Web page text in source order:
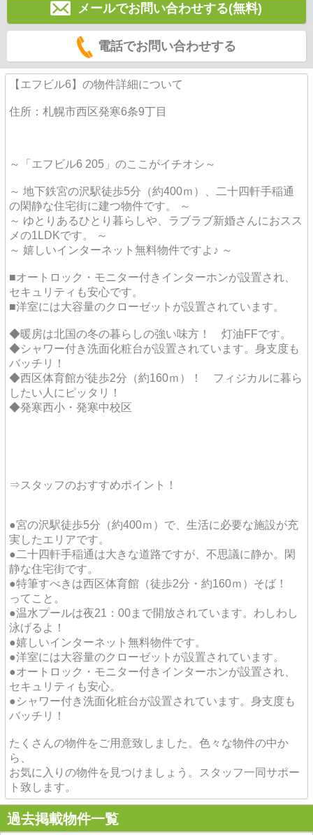
メールでお問い合わせする(無料)
電話でお問い合わせする
【エフビル6】の物件詳細について
住所：札幌市西区発寒6条9丁目
～「エフビル6 205」のここがイチオシ～
～ 地下鉄宮の沢駅徒歩5分（約400ｍ）、二十四軒手稲通
の閑静な住宅街に建つ物件です。 ～
～ ゆとりあるひとり暮らしや、ラブラブ新婚さんにおスス
メの1LDKです。 ～
～ 嬉しいインターネット無料物件ですよ♪ ～
■オートロック・モニター付きインターホンが設置され、
セキュリティも安心です。
■洋室には大容量のクローゼットが設置されています。
◆暖房は北国の冬の暮らしの強い味方！ 灯油FFです。
◆シャワー付き洗面化粧台が設置されています。身支度も
バッチリ！
◆西区体育館が徒歩2分（約160ｍ）！ フィジカルに暮ら
したい人にピッタリ！
◆発寒西小・発寒中校区
⇒スタッフのおすすめポイント！
●宮の沢駅徒歩5分（約400ｍ）で、生活に必要な施設が充
実したエリアです。
●二十四軒手稲通は大きな道路ですが、不思議に静か。閑
静な住宅街です。
●特筆すべきは西区体育館（徒歩2分・約160ｍ）そば！
ってこと。
●温水プールは夜21：00まで開放されています。わしわし
泳げるよ！
●嬉しいインターネット無料物件です。
●洋室には大容量のクローゼットが設置されています。
●オートロック・モニター付きインターホンが設置され、
セキュリティも安心。
●シャワー付き洗面化粧台が設置されています。身支度も
バッチリ！
たくさんの物件をご用意致しました。色々な物件の中か
ら、
お気に入りの物件を見つけましょう。スタッフ一同サポー
ト致します。
過去掲載物件一覧